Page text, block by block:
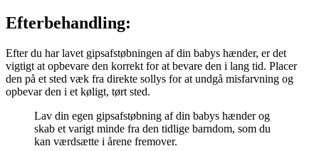
Efterbehandling:
Efter du har lavet gipsafstøbningen af din babys hænder, er det
vigtigt at opbevare den korrekt for at bevare den i lang tid. Placer
den på et sted væk fra direkte sollys for at undgå misfarvning og
opbevar den i et køligt, tørt sted.
Lav din egen gipsafstøbning af din babys hænder og
skab et varigt minde fra den tidlige barndom, som du
kan værdsætte i årene fremover.